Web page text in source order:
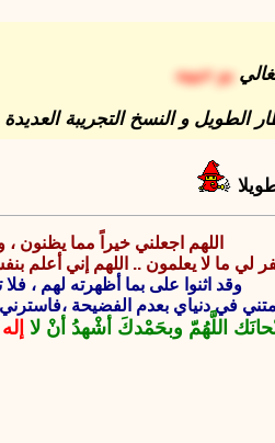
بو حبيبه
الطويل و النسخ التجريبة
اللهم اجعلني خيراً مما يظنون ،
لي ما لا يعلمون .. اللهم إني أعلم
وقد اثنوا على بما أظهرته لهم ،
في دنياي بعدم الفضيحة
اللَّهُمّ وبحَمْدكَ أشْهدُ أنْ لا